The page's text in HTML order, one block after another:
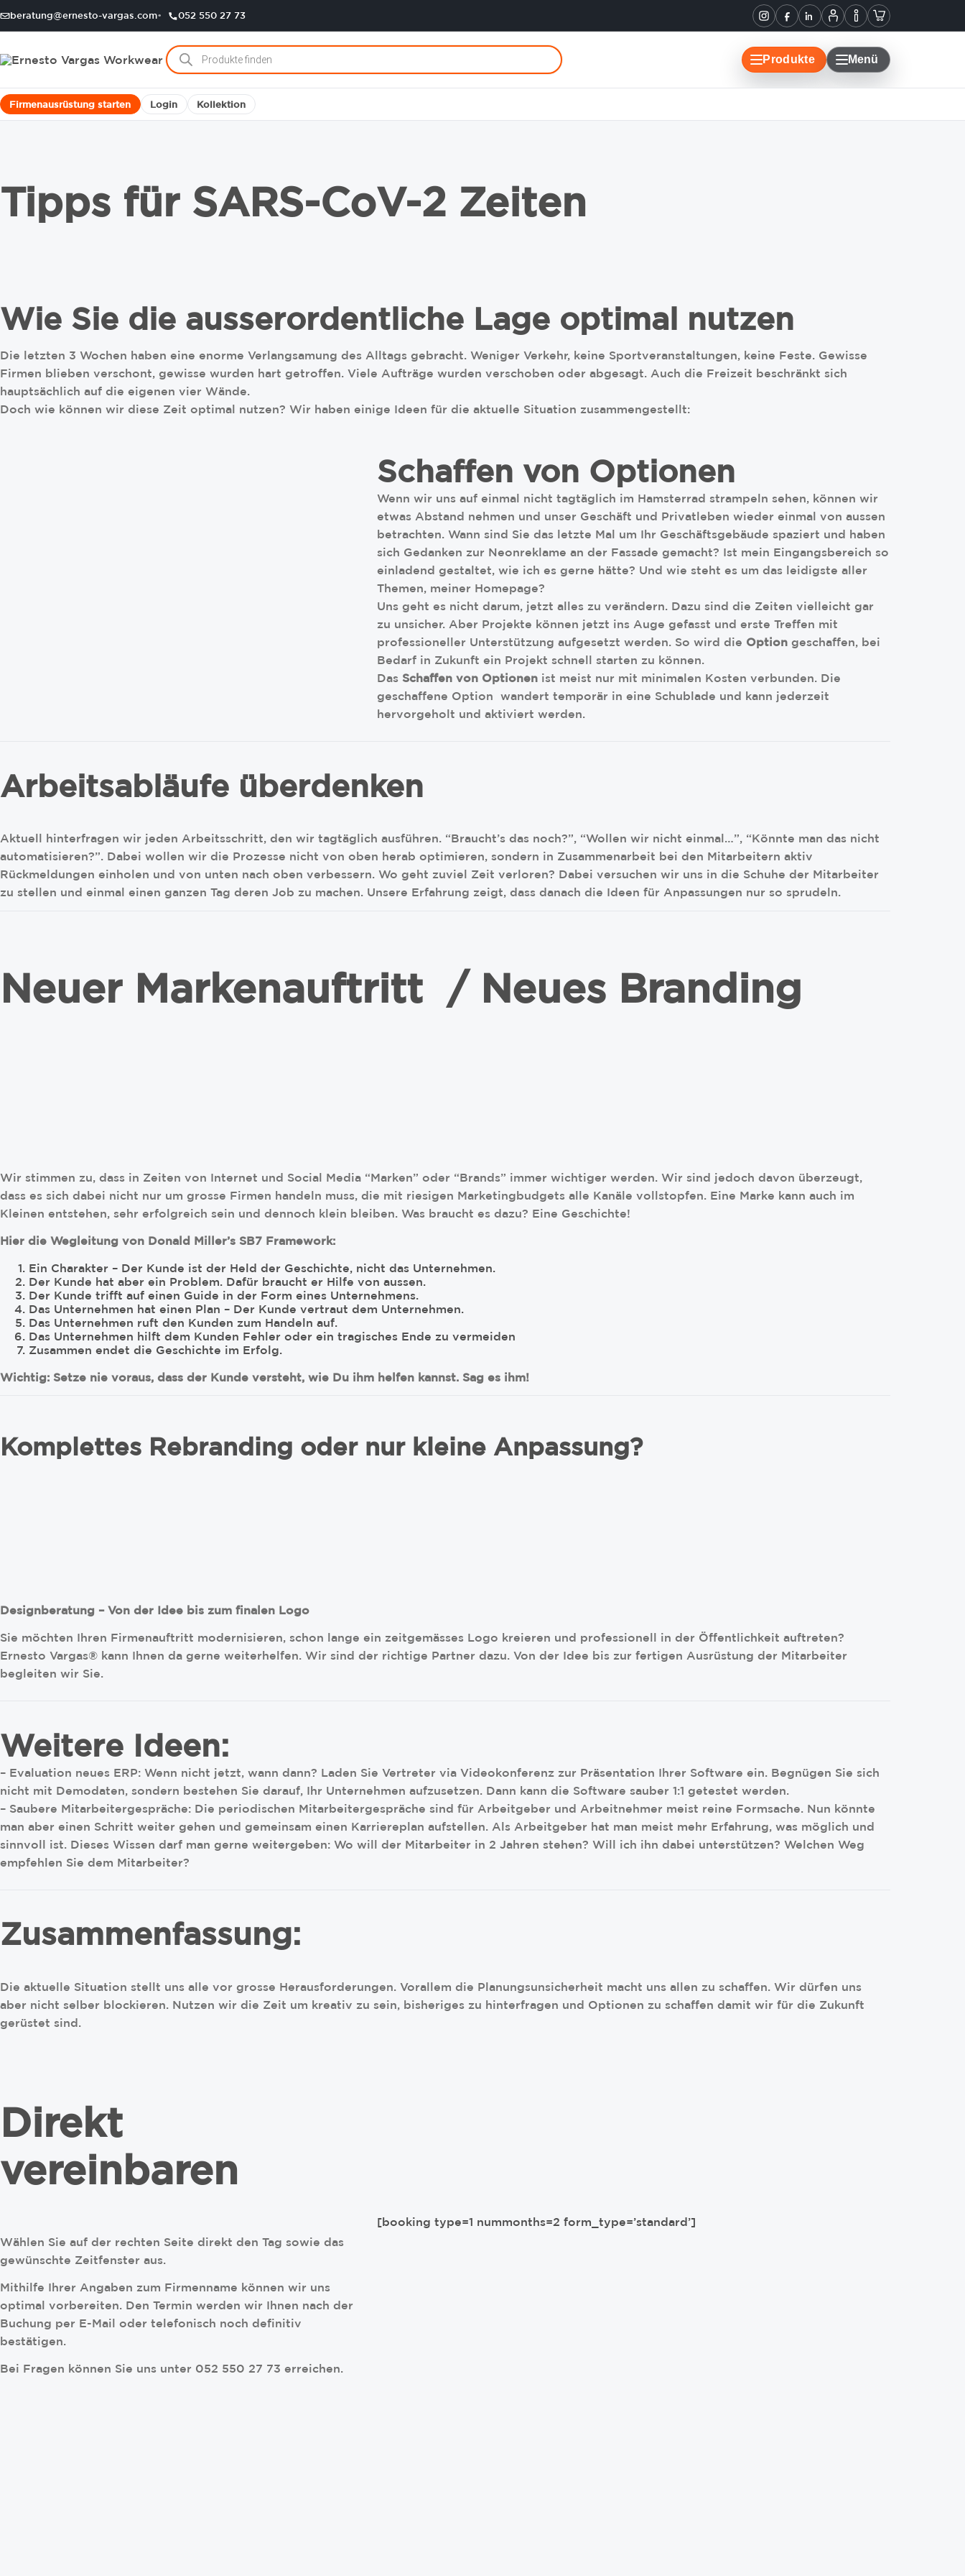
Mein
Konto
Informationen
Warenkorb
beratung@ernesto-vargas.com 052 550 27 73 InstagramFacebook
LinkedIn
Products
search
Produkte Menü
Firmenausrüstung starten Login Kollektion
Tipps für SARS-CoV-2 Zeiten
Wie Sie die ausserordentliche Lage optimal nutzen
Die letzten 3 Wochen haben eine enorme Verlangsamung des Alltags gebracht. Weniger Verkehr, keine Sportveranstaltungen, keine Feste. Gewisse
Firmen blieben verschont, gewisse wurden hart getroffen. Viele Aufträge wurden verschoben oder abgesagt. Auch die Freizeit beschränkt sich
hauptsächlich auf die eigenen vier Wände.
Doch wie können wir diese Zeit optimal nutzen? Wir haben einige Ideen für die aktuelle Situation zusammengestellt:
Schaffen von Optionen
Wenn wir uns auf einmal nicht tagtäglich im Hamsterrad strampeln sehen, können wir
etwas Abstand nehmen und unser Geschäft und Privatleben wieder einmal von aussen
betrachten. Wann sind Sie das letzte Mal um Ihr Geschäftsgebäude spaziert und haben
sich Gedanken zur Neonreklame an der Fassade gemacht? Ist mein Eingangsbereich so
einladend gestaltet, wie ich es gerne hätte? Und wie steht es um das leidigste aller
Themen, meiner Homepage?
Uns geht es nicht darum, jetzt alles zu verändern. Dazu sind die Zeiten vielleicht gar
zu unsicher. Aber Projekte können jetzt ins Auge gefasst und erste Treffen mit
professioneller Unterstützung aufgesetzt werden. So wird die Optiongeschaffen, bei
Bedarf in Zukunft ein Projekt schnell starten zu können.
Das Schaffen von Optionenist meist nur mit minimalen Kosten verbunden. Die
geschaffene Option wandert temporär in eine Schublade und kann jederzeit
hervorgeholt und aktiviert werden.
Arbeitsabläufe überdenken
Aktuell hinterfragen wir jeden Arbeitsschritt, den wir tagtäglich ausführen. “Braucht’s das noch?”, “Wollen wir nicht einmal…”, “Könnte man das nicht
automatisieren?”. Dabei wollen wir die Prozesse nicht von oben herab optimieren, sondern in Zusammenarbeit bei den Mitarbeitern aktiv
Rückmeldungen einholen und von unten nach oben verbessern. Wo geht zuviel Zeit verloren? Dabei versuchen wir uns in die Schuhe der Mitarbeiter
zu stellen und einmal einen ganzen Tag deren Job zu machen. Unsere Erfahrung zeigt, dass danach die Ideen für Anpassungen nur so sprudeln.
Neuer Markenauftritt / Neues Branding
Wir stimmen zu, dass in Zeiten von Internet und Social Media “Marken” oder “Brands” immer wichtiger werden. Wir sind jedoch davon überzeugt,
dass es sich dabei nicht nur um grosse Firmen handeln muss, die mit riesigen Marketingbudgets alle Kanäle vollstopfen. Eine Marke kann auch im
Kleinen entstehen, sehr erfolgreich sein und dennoch klein bleiben. Was braucht es dazu? Eine Geschichte!
Hier die Wegleitung von Donald Miller’s SB7 Framework:
Ein Charakter – Der Kunde ist der Held der Geschichte, nicht das Unternehmen.
Der Kunde hat aber ein Problem. Dafür braucht er Hilfe von aussen.
Der Kunde trifft auf einen Guide in der Form eines Unternehmens.
Das Unternehmen hat einen Plan – Der Kunde vertraut dem Unternehmen.
Das Unternehmen ruft den Kunden zum Handeln auf.
Das Unternehmen hilft dem Kunden Fehler oder ein tragisches Ende zu vermeiden
Zusammen endet die Geschichte im Erfolg.
Wichtig: Setze nie voraus, dass der Kunde versteht, wie Du ihm helfen kannst. Sag es ihm!
Komplettes Rebranding oder nur kleine Anpassung?
Designberatung – Von der Idee bis zum finalen Logo
Sie möchten Ihren Firmenauftritt modernisieren, schon lange ein zeitgemässes Logo kreieren und professionell in der Öffentlichkeit auftreten?
Ernesto Vargas® kann Ihnen da gerne weiterhelfen. Wir sind der richtige Partner dazu. Von der Idee bis zur fertigen Ausrüstung der Mitarbeiter
begleiten wir Sie.
Weitere Ideen:
– Evaluation neues ERP: Wenn nicht jetzt, wann dann? Laden Sie Vertreter via Videokonferenz zur Präsentation Ihrer Software ein. Begnügen Sie sich
nicht mit Demodaten, sondern bestehen Sie darauf, Ihr Unternehmen aufzusetzen. Dann kann die Software sauber 1:1 getestet werden.
– Saubere Mitarbeitergespräche: Die periodischen Mitarbeitergespräche sind für Arbeitgeber und Arbeitnehmer meist reine Formsache. Nun könnte
man aber einen Schritt weiter gehen und gemeinsam einen Karriereplan aufstellen. Als Arbeitgeber hat man meist mehr Erfahrung, was möglich und
sinnvoll ist. Dieses Wissen darf man gerne weitergeben: Wo will der Mitarbeiter in 2 Jahren stehen? Will ich ihn dabei unterstützen? Welchen Weg
empfehlen Sie dem Mitarbeiter?
Zusammenfassung:
Die aktuelle Situation stellt uns alle vor grosse Herausforderungen. Vorallem die Planungsunsicherheit macht uns allen zu schaffen. Wir dürfen uns
aber nicht selber blockieren. Nutzen wir die Zeit um kreativ zu sein, bisheriges zu hinterfragen und Optionen zu schaffen damit wir für die Zukunft
gerüstet sind.
Direkt
vereinbaren
Wählen Sie auf der rechten Seite direkt den Tag sowie das
gewünschte Zeitfenster aus.
Mithilfe Ihrer Angaben zum Firmenname können wir uns
optimal vorbereiten. Den Termin werden wir Ihnen nach der
Buchung per E-Mail oder telefonisch noch definitiv
bestätigen.
Bei Fragen können Sie uns unter 052 550 27 73 erreichen.
[booking type=1 nummonths=2 form_type=’standard’]